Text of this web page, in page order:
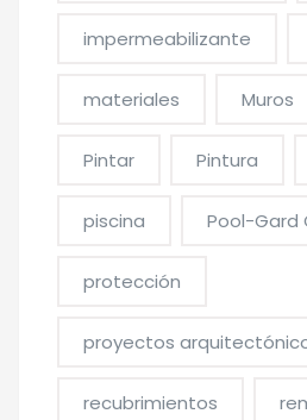
impermeabilizante
materiales Muros
Pintar Pintura
piscina Pool-Gard
protección
proyectos
recubrimientos